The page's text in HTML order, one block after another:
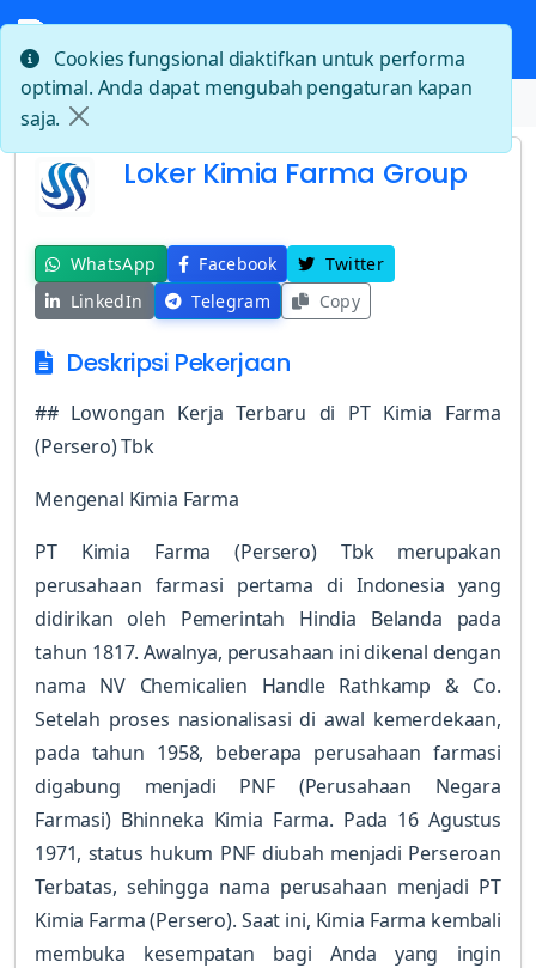
Beranda Loker Kimia Farma Group
Loker Kimia Farma Group
WhatsApp Facebook
Twitter
LinkedIn
Telegram Copy
Deskripsi Pekerjaan
## Lowongan Kerja Terbaru di PT Kimia Farma
(Persero) Tbk
Mengenal Kimia Farma
PT Kimia Farma (Persero) Tbk merupakan
perusahaan farmasi pertama di Indonesia yang
didirikan oleh Pemerintah Hindia Belanda pada
tahun 1817. Awalnya, perusahaan ini dikenal dengan
nama NV Chemicalien Handle Rathkamp & Co.
Setelah proses nasionalisasi di awal kemerdekaan,
pada tahun 1958, beberapa perusahaan farmasi
digabung menjadi PNF (Perusahaan Negara
Farmasi) Bhinneka Kimia Farma. Pada 16 Agustus
1971, status hukum PNF diubah menjadi Perseroan
Terbatas, sehingga nama perusahaan menjadi PT
Kimia Farma (Persero). Saat ini, Kimia Farma kembali
membuka kesempatan bagi Anda yang ingin
Cookies fungsional diaktifkan untuk performa
optimal. Anda dapat mengubah pengaturan kapan
saja.